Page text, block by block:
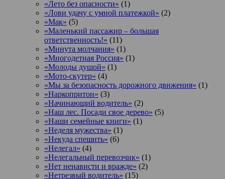
«Лето без опасности» (1)
«Лови удачу с умной платежкой» (2)
«Мак» (5)
«Маленький пассажир – большая
ответственность!» (11)
«Минута молчания» (1)
«Многодетная Россия» (1)
«Молоды душой» (1)
«Мото-скутер» (4)
«Мы за безопасность дорожного движения» (1)
«Наркопритон» (3)
«Начинающий водитель» (2)
«Наш лес. Посади свое дерево» (5)
«Наши семейные книги» (1)
«Неделя мужества» (1)
«Некуда спешить» (6)
«Нелегал» (4)
«Нелегальный перевозчик» (1)
«Нет ненависти и вражде» (2)
«Нетрезвый водитель» (15)